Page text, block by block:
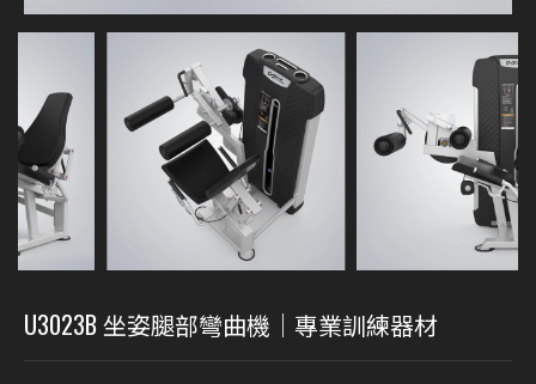
U3023B 坐姿腿部彎曲機｜專業訓練器材